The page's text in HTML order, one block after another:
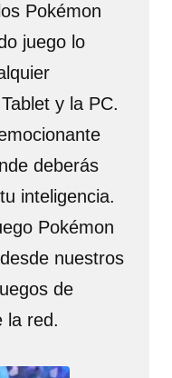
Pokémon
juego lo
y la PC.
deberás
inteligencia.
Pokémon
nuestros
de
la red.